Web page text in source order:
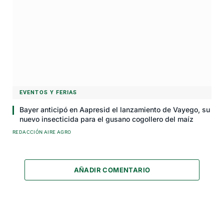
EVENTOS Y FERIAS
Bayer anticipó en Aapresid el lanzamiento de Vayego, su
nuevo insecticida para el gusano cogollero del maíz
REDACCIÓN AIRE AGRO
AÑADIR COMENTARIO